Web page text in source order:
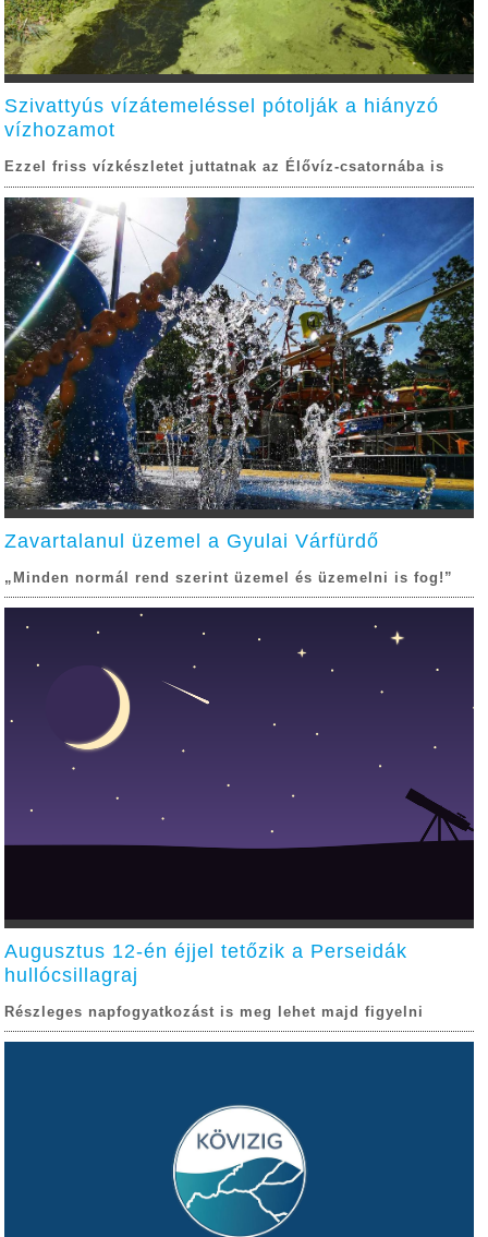
Szivattyús vízátemeléssel pótolják a hiányzó
vízhozamot
Ezzel friss vízkészletet juttatnak az Élővíz-csatornába is
Zavartalanul üzemel a Gyulai Várfürdő
„Minden normál rend szerint üzemel és üzemelni is fog!”
Augusztus 12-én éjjel tetőzik a Perseidák
hullócsillagraj
Részleges napfogyatkozást is meg lehet majd figyelni